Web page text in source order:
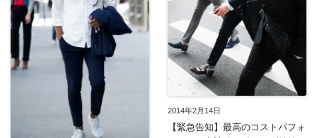
2014年2月14日
【緊急告知】最高のコストパフォ